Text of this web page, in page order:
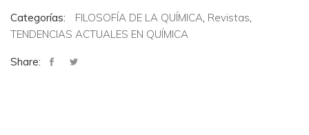
Categorías: FILOSOFÍA DE LA QUÍMICA, Revistas,
TENDENCIAS ACTUALES EN QUÍMICA
Share: